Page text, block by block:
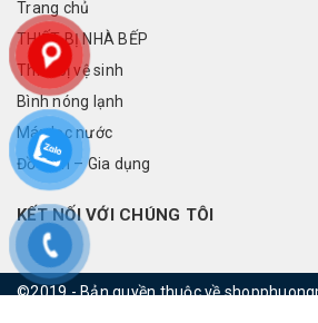
Trang chủ
THIẾT BỊ NHÀ BẾP
Thiết bị vệ sinh
Bình nóng lạnh
Máy lọc nước
Đồ điện – Gia dụng
KẾT NỐI VỚI CHÚNG TÔI
©2019 - Bản quyền thuộc về